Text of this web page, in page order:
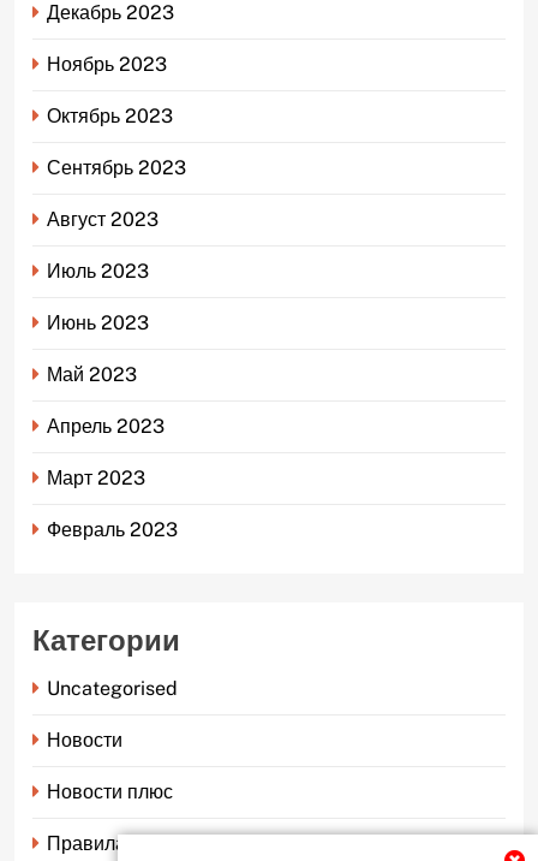
Декабрь 2023
Ноябрь 2023
Октябрь 2023
Сентябрь 2023
Август 2023
Июль 2023
Июнь 2023
Май 2023
Апрель 2023
Март 2023
Февраль 2023
Категории
Uncategorised
Новости
Новости плюс
Правила страхования